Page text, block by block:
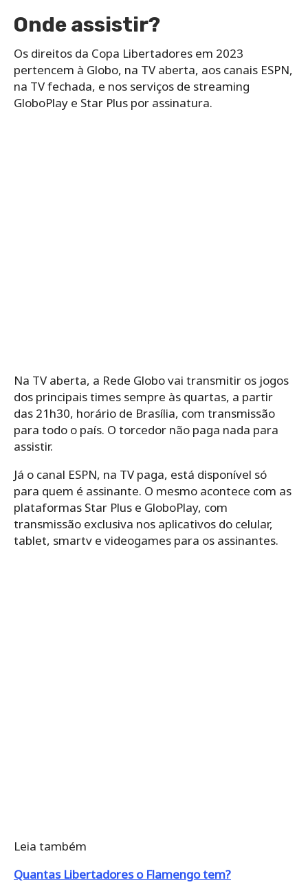
Os direitos da Copa Libertadores em 2023
pertencem à Globo, na TV aberta, aos canais ESPN,
na TV fechada, e nos serviços de streaming
GloboPlay e Star Plus por assinatura.
dos principais times sempre às quartas, a partir
das 21h30, horário de Brasília, com transmissão
para todo o país. O torcedor não paga nada para
assistir.
Já o canal ESPN, na TV paga, está disponível só
para quem é assinante. O mesmo acontece com as
plataformas Star Plus e GloboPlay, com
transmissão exclusiva nos aplicativos do celular,
tablet, smartv e videogames para os assinantes.
Quantas Libertadores o Flamengo tem?